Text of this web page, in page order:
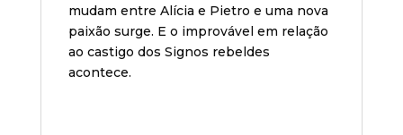
mudam entre Alícia e Pietro e uma nova
paixão surge. E o improvável em relação
ao castigo dos Signos rebeldes
acontece.